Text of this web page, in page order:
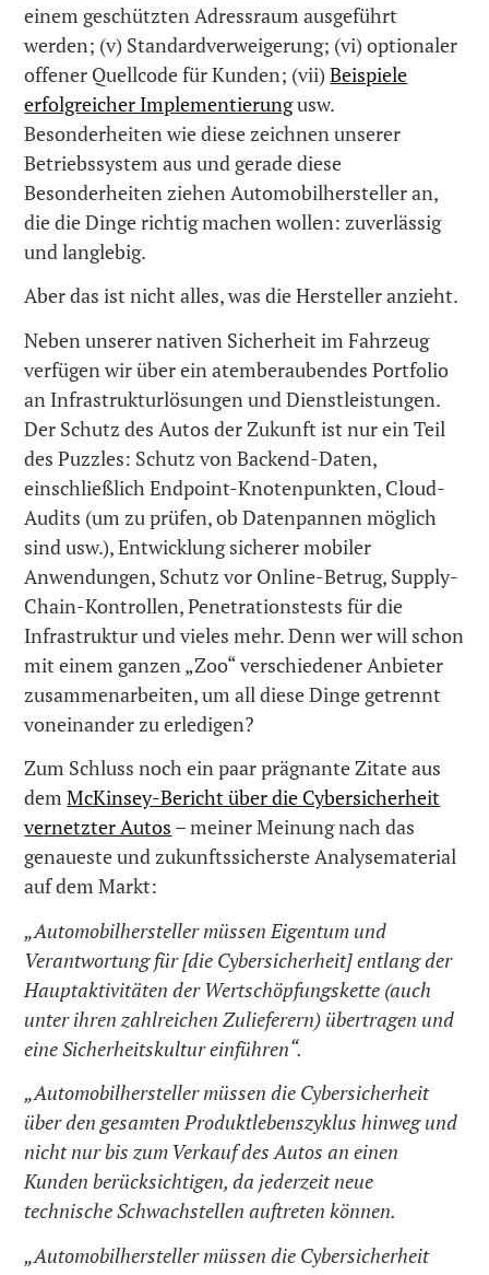
einem geschützten Adressraum ausgeführt
werden; (v) Standardverweigerung; (vi) optionaler
offener Quellcode für Kunden; (vii)Beispiele
erfolgreicher Implementierungusw.
Besonderheiten wie diese zeichnen unserer
Betriebssystem aus und gerade diese
Besonderheiten ziehen Automobilhersteller an,
die die Dinge richtig machen wollen: zuverlässig
und langlebig.
Aber das ist nicht alles, was die Hersteller anzieht.
Neben unserer nativen Sicherheit im Fahrzeug
verfügen wir über ein atemberaubendes Portfolio
an Infrastrukturlösungen und Dienstleistungen.
Der Schutz des Autos der Zukunft ist nur ein Teil
des Puzzles: Schutz von Backend-Daten,
einschließlich Endpoint-Knotenpunkten, Cloud-
Audits (um zu prüfen, ob Datenpannen möglich
sind usw.), Entwicklung sicherer mobiler
Anwendungen, Schutz vor Online-Betrug, Supply-
Chain-Kontrollen, Penetrationstests für die
Infrastruktur und vieles mehr. Denn wer will schon
mit einem ganzen „Zoo“ verschiedener Anbieter
zusammenarbeiten, um all diese Dinge getrennt
voneinander zu erledigen?
Zum Schluss noch ein paar prägnante Zitate aus
demMcKinsey-Bericht über die Cybersicherheit
vernetzter Autos – meiner Meinung nach das
genaueste und zukunftssicherste Analysematerial
auf dem Markt:
„Automobilhersteller müssen Eigentum und
Verantwortung für [die Cybersicherheit] entlang der
Hauptaktivitäten der Wertschöpfungskette (auch
unter ihren zahlreichen Zulieferern) übertragen und
eine Sicherheitskultur einführen“.
„Automobilhersteller müssen die Cybersicherheit
über den gesamten Produktlebenszyklus hinweg und
nicht nur bis zum Verkauf des Autos an einen
Kunden berücksichtigen, da jederzeit neue
technische Schwachstellen auftreten können.
„Automobilhersteller müssen die Cybersicherheit